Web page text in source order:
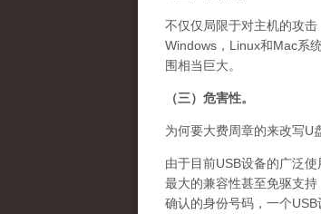
不仅仅局限于对主机的攻
Windows，Linux和Mac系
围相当巨大。
（三）危害性。
为何要大费周章的来改写U
由于目前USB设备的广泛
最大的兼容性甚至免驱支
确认的身份号码，一个